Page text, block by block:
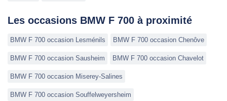
Les occasions BMW F 700 à proximité
BMW F 700 occasion Lesménils BMW F 700 occasion Chenôve
BMW F 700 occasion Sausheim BMW F 700 occasion Chavelot
BMW F 700 occasion Miserey-Salines
BMW F 700 occasion Souffelweyersheim